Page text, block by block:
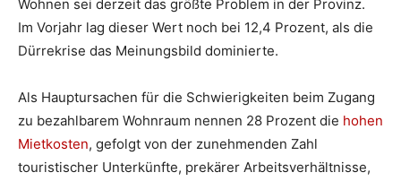
Wohnen sei derzeit das größte Problem in der Provinz.
Im Vorjahr lag dieser Wert noch bei 12,4 Prozent, als die
Dürrekrise das Meinungsbild dominierte.
Als Hauptursachen für die Schwierigkeiten beim Zugang
zu bezahlbarem Wohnraum nennen 28 Prozent die hohen
Mietkosten, gefolgt von der zunehmenden Zahl
touristischer Unterkünfte, prekärer Arbeitsverhältnisse,